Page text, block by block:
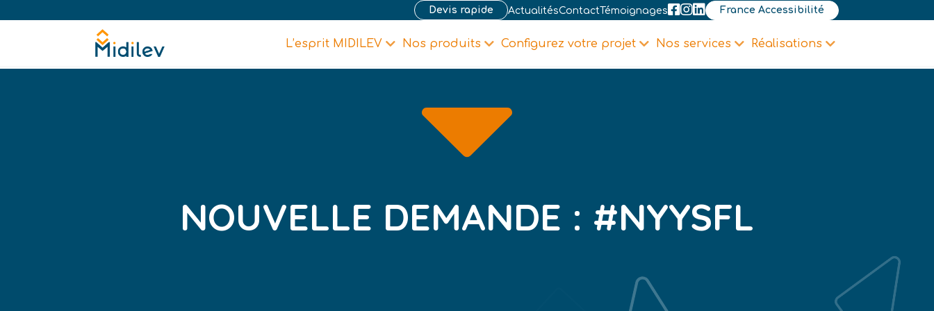
Devis rapide ActualitésContactTémoignages France Accessibilité
L’esprit MIDILEV Nos produits Configurez votre projet Nos services Réalisations
NOUVELLE DEMANDE : #NYYSFL